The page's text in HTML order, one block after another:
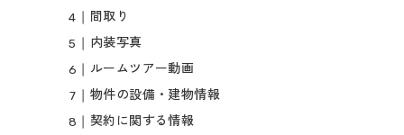
間取り
内装写真
ルームツアー動画
物件の設備・建物情報
契約に関する情報